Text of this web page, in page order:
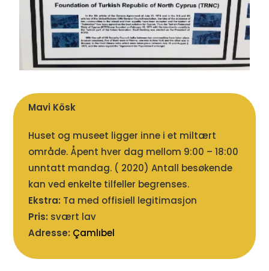
Mavi Kösk
Huset og museet ligger inne i et miltært
område. Åpent hver dag mellom 9:00 – 18:00
unntatt mandag. ( 2020) Antall besøkende
kan ved enkelte tilfeller begrenses.
Ekstra: Ta med offisiell legitimasjon
Pris: svært lav
Adresse: Çamlıbel